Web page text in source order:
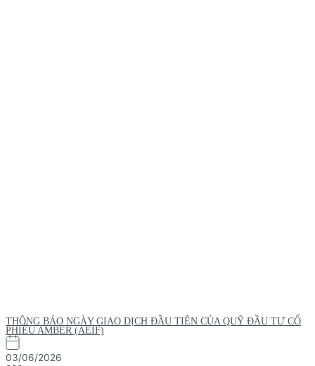
THÔNG BÁO NGÀY GIAO DỊCH ĐẦU TIÊN CỦA QUỸ ĐẦU TƯ CỔ
PHIẾU AMBER (AEIF)
03/06/2026